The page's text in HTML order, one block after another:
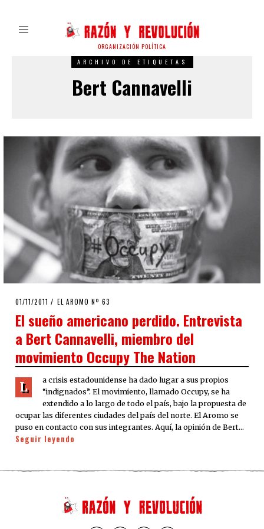
ORGANIZACIÓN POLÍTICA
ARCHIVO DE ETIQUETAS
Bert Cannavelli
POSTED
01/11/2011 24/09/2020
EL AROMO Nº 63
El sueño americano perdido. Entrevista
a Bert Cannavelli, miembro del
movimiento Occupy The Nation
L
a crisis estadounidense ha dado lugar a sus propios
“indignados”. El movimiento, llamado Occupy, se ha
extendido a lo largo de todo el país, bajo la propuesta de
ocupar las diferentes ciudades del país del norte. El Aromo se
puso en contacto con sus integrantes. Aquí, la opinión de Bert…
Seguir leyendo